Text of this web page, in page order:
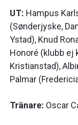
UT: Hampus
(Sønderjyske,
Ystad), Knud
Honoré (klubb ej
Kristianstad),
Palmar
Tränare: Oscar